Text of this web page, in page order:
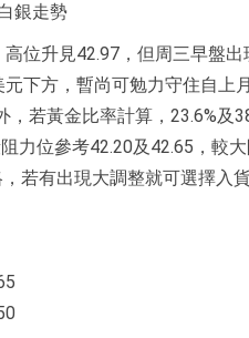
銀走勢
位升見42.97，但周三早盤
下方，暫尚可勉力守住自上
若黃金比率計算，23.6%及
力位參考42.20及42.65，較
若有出現大調整就可選擇入